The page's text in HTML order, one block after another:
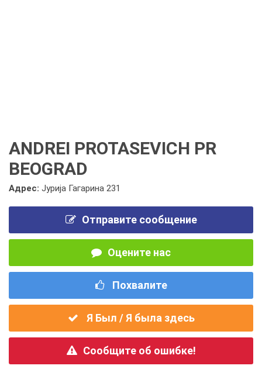
ANDREI PROTASEVICH PR
BEOGRAD
Адрес: Јурија Гагарина 231
Отправите сообщение
Оцените нас
Похвалите
Я Был / Я была здесь
Сообщите об ошибке!